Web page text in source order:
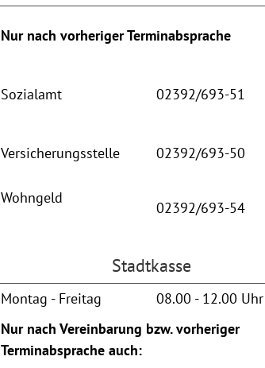
Nur nach vorheriger Terminabsprache
Sozialamt 02392/693-51
Versicherungsstelle 02392/693-50
Wohngeld
02392/693-54
Stadtkasse
Montag - Freitag
08.00 - 12.00 Uhr
Nur nach Vereinbarung bzw. vorheriger
Terminabsprache auch: